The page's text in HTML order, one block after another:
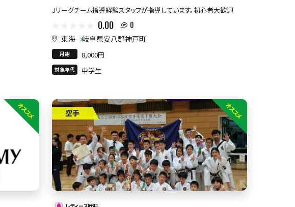
Jリーグチーム指導経験スタッフが指導しています。初心者大歓迎
0.00 0
東海 岐阜県安八郡神戸町
月謝 8,000円
対象年代 中学生
オススメ 空手 オススメ